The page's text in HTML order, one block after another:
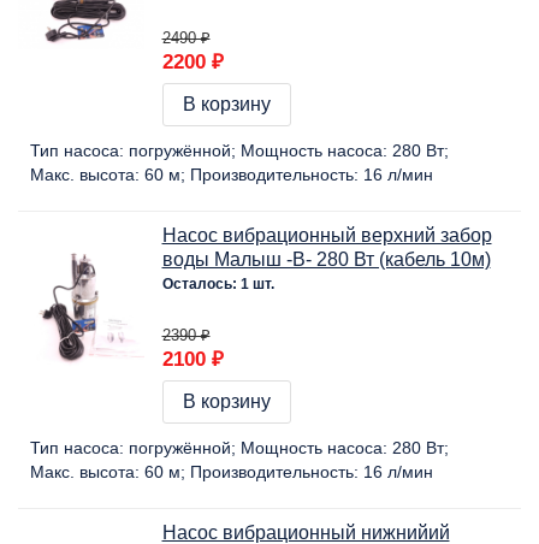
2490 ₽
2200 ₽
В корзину
Тип насоса: погружённой Мощность насоса: 280 Вт
Макс. высота: 60 м Производительность: 16 л/мин
Насос вибрационный верхний забор
воды Малыш -В- 280 Вт (кабель 10м)
Осталось: 1 шт.
2390 ₽
2100 ₽
В корзину
Тип насоса: погружённой Мощность насоса: 280 Вт
Макс. высота: 60 м Производительность: 16 л/мин
Насос вибрационный нижнийий